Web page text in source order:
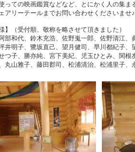
っての映画鑑賞などなど、とにかく人の集
アリーテールまでお問い合わせくださいませ♪
】（受付順、敬称を略させて頂きました）
部和代、鈴木充浩、佐野嵬一郎、佐野清江
井明子、鷺坂直己、望月健司、早川都紀子
つ子、勝亦純、宮下美紀、児玉ひとみ、関
丸山雅子、藤田郡司、松浦清治、松浦里子